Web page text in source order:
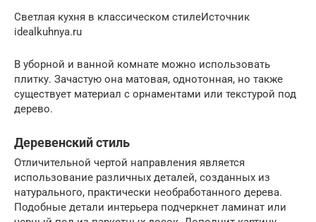
Светлая кухня в классическом стилеИсточник
idealkuhnya.ru
В уборной и ванной комнате можно использовать
плитку. Зачастую она матовая, однотонная, но также
существует материал с орнаментами или текстурой под
дерево.
Деревенский стиль
Отличительной чертой направления является
использование различных деталей, созданных из
натурального, практически необработанного дерева.
Подобные детали интерьера подчеркнет ламинат или